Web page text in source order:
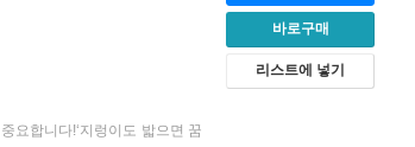
요합니다!‘지렁이도 밟으면 꿈
바로구매
리스트에 넣기